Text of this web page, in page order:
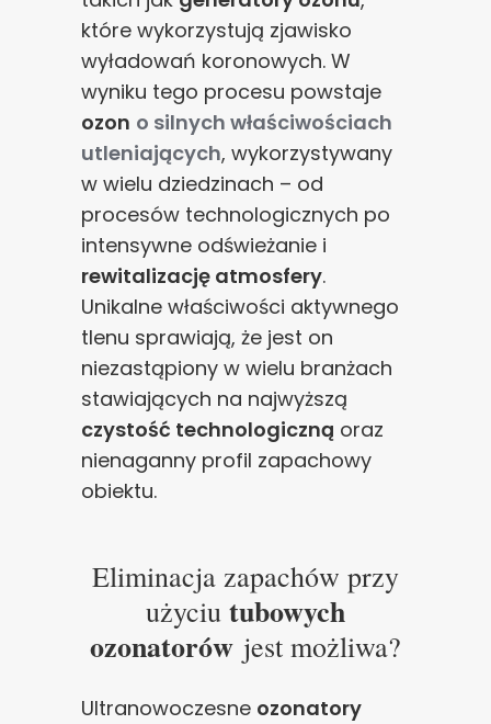
które wykorzystują zjawisko
wyładowań koronowych. W
wyniku tego procesu powstaje
ozon o silnych właściwościach
utleniających, wykorzystywany
w wielu dziedzinach – od
procesów technologicznych po
intensywne odświeżanie i
rewitalizację atmosfery.
Unikalne właściwości aktywnego
tlenu sprawiają, że jest on
niezastąpiony w wielu branżach
stawiających na najwyższą
czystość technologiczną oraz
nienaganny profil zapachowy
obiektu.
Eliminacja zapachów przy
użyciu tubowych
ozonatorówjest możliwa?
Ultranowoczesne ozonatory